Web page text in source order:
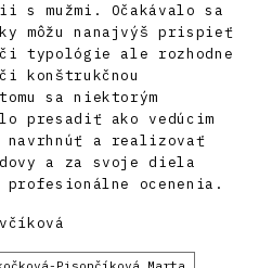
s mužmi. Očakávalo sa
môžu nanajvýš prispieť
typológie ale rozhodne
konštrukčnou
sa niektorým
presadiť ako vedúcim
navrhnúť a realizovať
a za svoje diela
ocenenia.